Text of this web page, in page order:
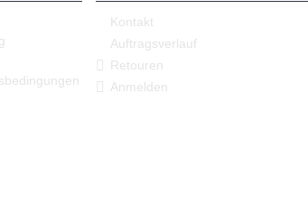
Kontakt
Auftragsverlauf
Retouren
Anmelden